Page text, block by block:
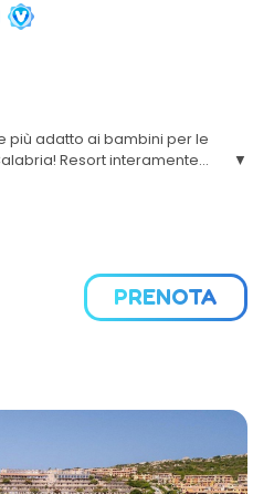
più adatto ai bambini per le
Resort interamente
lussureggiante e molto
e farsi trascinare
PRENOTA